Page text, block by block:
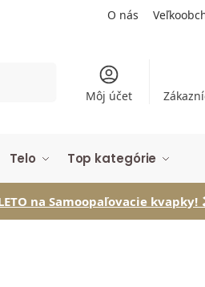
O nás
Môj účet
Telo Top kategórie
kvapky!🏖️ So zľavou